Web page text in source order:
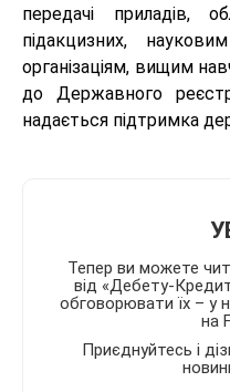
передачі приладів,
підакцизних,
організаціям, вищим
до Державного
надається підтримка
Тепер ви можете
від «Дебету-
обговорювати їх – у
на
Приєднуйтесь і